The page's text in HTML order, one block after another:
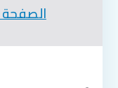
الصفحة